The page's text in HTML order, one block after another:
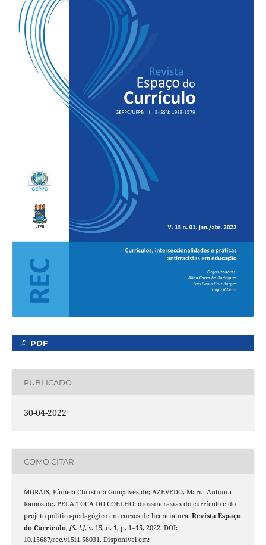
PDF
PUBLICADO
30-04-2022
COMO CITAR
MORAIS, Pâmela Christina Gonçalves de; AZEVEDO, Maria Antonia
Ramos de. PELA TOCA DO COELHO: diossincrasias do currículo e do
projeto político-pedagógico em cursos de licenciatura. Revista Espaço
do Currículo, [S. l.], v. 15, n. 1, p. 1–15, 2022. DOI:
10.15687/rec.v15i1.58031. Disponível em: